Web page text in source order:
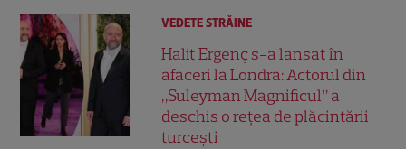
VEDETE STRĂINE
Halit Ergenç s-a lansat în
afaceri la Londra: Actorul din
„Suleyman Magnificul” a
deschis o rețea de plăcintării
turcești